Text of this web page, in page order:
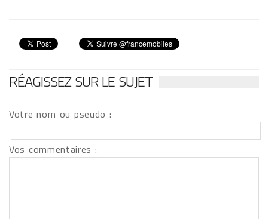
RÉAGISSEZ SUR LE SUJET
Votre nom ou pseudo :
Vos commentaires :